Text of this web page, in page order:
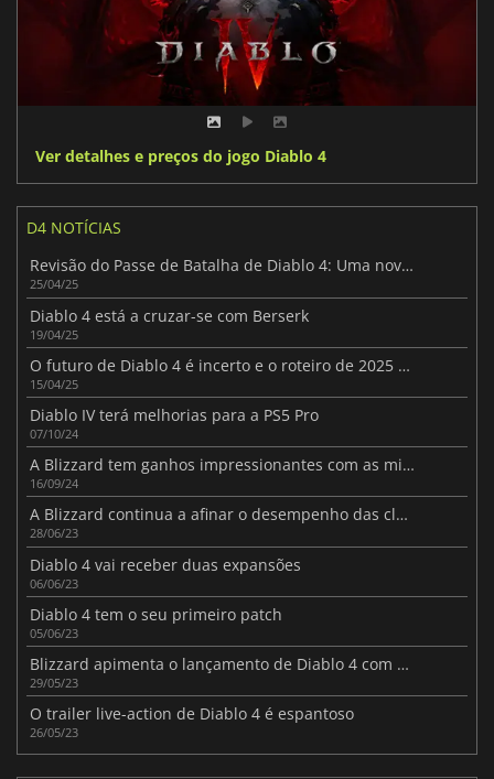
Ver detalhes e preços do jogo Diablo 4
D4 NOTÍCIAS
Revisão do Passe de Batalha de Diablo 4: Uma nova era de escolha do jogador na Temporada 8
25/04/25
Diablo 4 está a cruzar-se com Berserk
19/04/25
O futuro de Diablo 4 é incerto e o roteiro de 2025 desilude os fãs
15/04/25
Diablo IV terá melhorias para a PS5 Pro
07/10/24
A Blizzard tem ganhos impressionantes com as microtransacções de Diablo IV
16/09/24
A Blizzard continua a afinar o desempenho das classes de Diablo 4
28/06/23
Diablo 4 vai receber duas expansões
06/06/23
Diablo 4 tem o seu primeiro patch
05/06/23
Blizzard apimenta o lançamento de Diablo 4 com um concurso
29/05/23
O trailer live-action de Diablo 4 é espantoso
26/05/23